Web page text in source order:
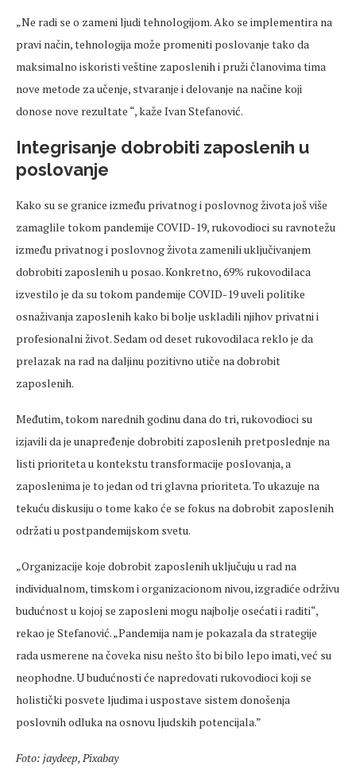
„Ne radi se o zameni ljudi tehnologijom. Ako se implementira na
pravi način, tehnologija može promeniti poslovanje tako da
maksimalno iskoristi veštine zaposlenih i pruži članovima tima
nove metode za učenje, stvaranje i delovanje na načine koji
donose nove rezultate “, kaže Ivan Stefanović.
Integrisanje dobrobiti zaposlenih u
poslovanje
Kako su se granice između privatnog i poslovnog života još više
zamaglile tokom pandemije COVID-19, rukovodioci su ravnotežu
između privatnog i poslovnog života zamenili uključivanjem
dobrobiti zaposlenih u posao. Konkretno, 69% rukovodilaca
izvestilo je da su tokom pandemije COVID-19 uveli politike
osnaživanja zaposlenih kako bi bolje uskladili njihov privatni i
profesionalni život. Sedam od deset rukovodilaca reklo je da
prelazak na rad na daljinu pozitivno utiče na dobrobit
zaposlenih.
Međutim, tokom narednih godinu dana do tri, rukovodioci su
izjavili da je unapređenje dobrobiti zaposlenih pretposlednje na
listi prioriteta u kontekstu transformacije poslovanja, a
zaposlenima je to jedan od tri glavna prioriteta. To ukazuje na
tekuću diskusiju o tome kako će se fokus na dobrobit zaposlenih
održati u postpandemijskom svetu.
„Organizacije koje dobrobit zaposlenih uključuju u rad na
individualnom, timskom i organizacionom nivou, izgradiće održivu
budućnost u kojoj se zaposleni mogu najbolje osećati i raditi“,
rekao je Stefanović. „Pandemija nam je pokazala da strategije
rada usmerene na čoveka nisu nešto što bi bilo lepo imati, već su
neophodne. U budućnosti će napredovati rukovodioci koji se
holistički posvete ljudima i uspostave sistem donošenja
poslovnih odluka na osnovu ljudskih potencijala.”
Foto: jaydeep, Pixabay